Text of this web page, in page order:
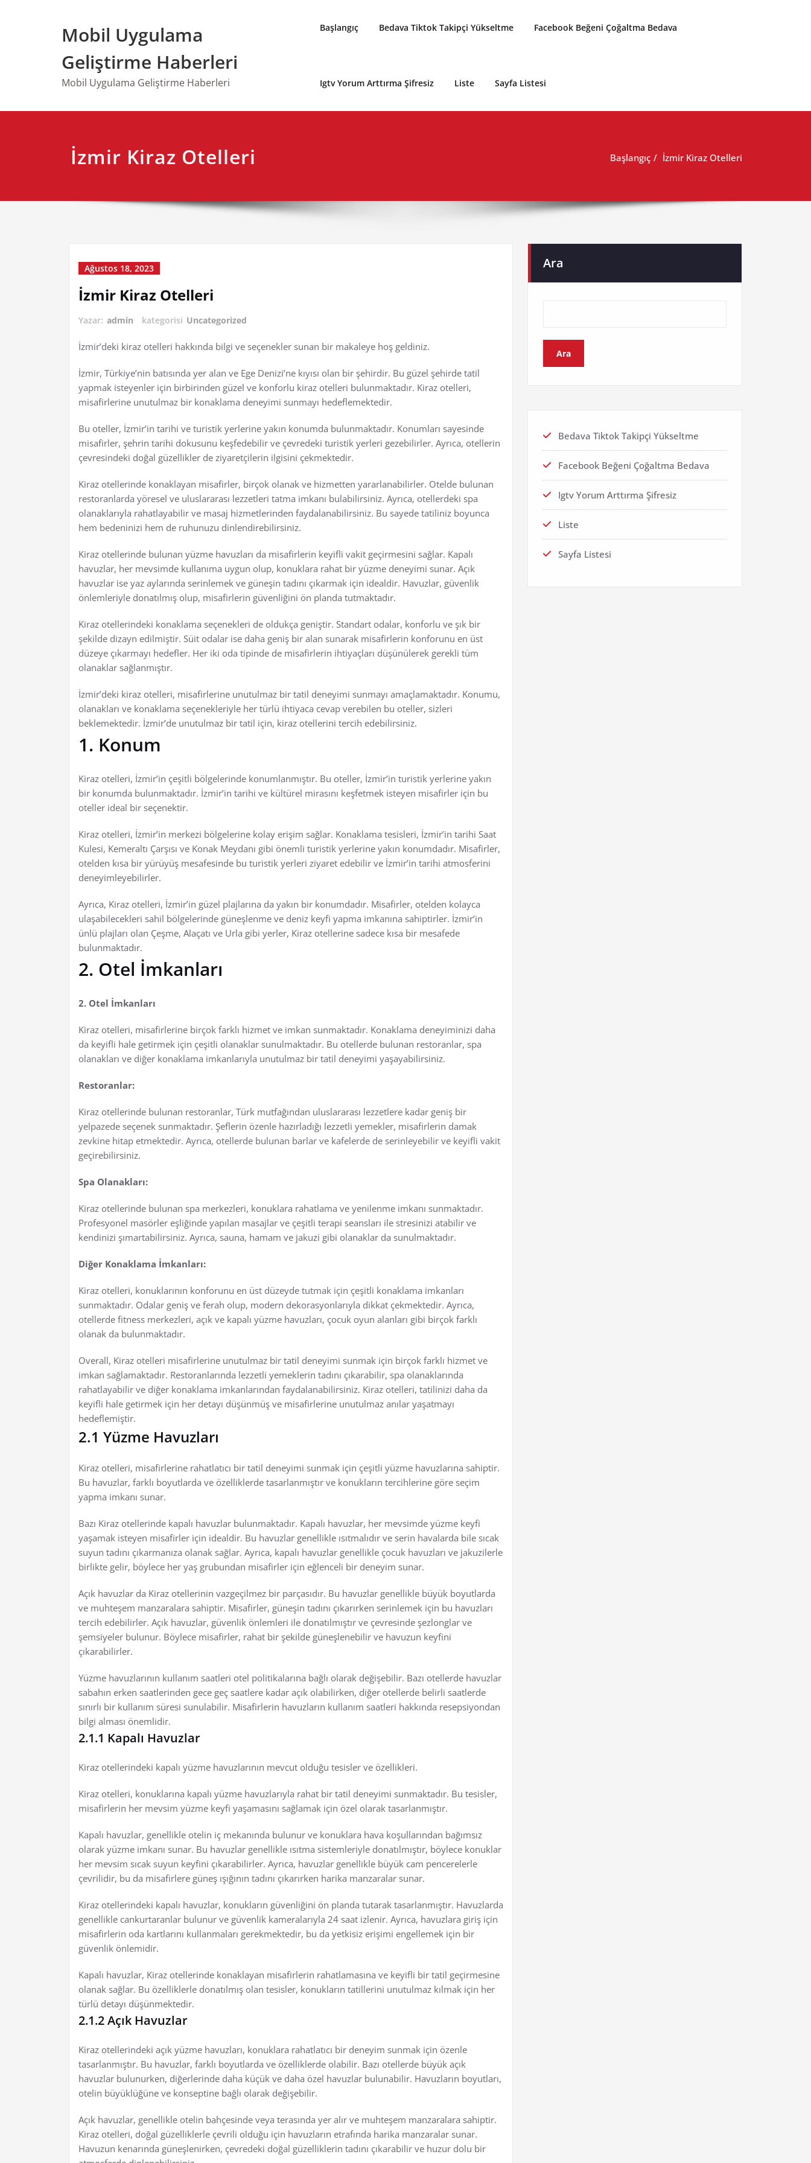
Mobil Uygulama
Geliştirme Haberleri
Mobil Uygulama Geliştirme Haberleri
Başlangıç Bedava Tiktok Takipçi Yükseltme Facebook Beğeni Çoğaltma Bedava
Igtv Yorum Arttırma Şifresiz Liste Sayfa Listesi
İzmir Kiraz Otelleri Başlangıç İzmir Kiraz Otelleri
Ağustos 18, 2023
İzmir Kiraz Otelleri
Yazar: admin kategorisi Uncategorized
İzmir’deki kiraz otelleri hakkında bilgi ve seçenekler sunan bir makaleye hoş geldiniz.
İzmir, Türkiye’nin batısında yer alan ve Ege Denizi’ne kıyısı olan bir şehirdir. Bu güzel şehirde tatil
yapmak isteyenler için birbirinden güzel ve konforlu kiraz otelleri bulunmaktadır. Kiraz otelleri,
misafirlerine unutulmaz bir konaklama deneyimi sunmayı hedeflemektedir.
Bu oteller, İzmir’in tarihi ve turistik yerlerine yakın konumda bulunmaktadır. Konumları sayesinde
misafirler, şehrin tarihi dokusunu keşfedebilir ve çevredeki turistik yerleri gezebilirler. Ayrıca, otellerin
çevresindeki doğal güzellikler de ziyaretçilerin ilgisini çekmektedir.
Kiraz otellerinde konaklayan misafirler, birçok olanak ve hizmetten yararlanabilirler. Otelde bulunan
restoranlarda yöresel ve uluslararası lezzetleri tatma imkanı bulabilirsiniz. Ayrıca, otellerdeki spa
olanaklarıyla rahatlayabilir ve masaj hizmetlerinden faydalanabilirsiniz. Bu sayede tatiliniz boyunca
hem bedeninizi hem de ruhunuzu dinlendirebilirsiniz.
Kiraz otellerinde bulunan yüzme havuzları da misafirlerin keyifli vakit geçirmesini sağlar. Kapalı
havuzlar, her mevsimde kullanıma uygun olup, konuklara rahat bir yüzme deneyimi sunar. Açık
havuzlar ise yaz aylarında serinlemek ve güneşin tadını çıkarmak için idealdir. Havuzlar, güvenlik
önlemleriyle donatılmış olup, misafirlerin güvenliğini ön planda tutmaktadır.
Kiraz otellerindeki konaklama seçenekleri de oldukça geniştir. Standart odalar, konforlu ve şık bir
şekilde dizayn edilmiştir. Süit odalar ise daha geniş bir alan sunarak misafirlerin konforunu en üst
düzeye çıkarmayı hedefler. Her iki oda tipinde de misafirlerin ihtiyaçları düşünülerek gerekli tüm
olanaklar sağlanmıştır.
İzmir’deki kiraz otelleri, misafirlerine unutulmaz bir tatil deneyimi sunmayı amaçlamaktadır. Konumu,
olanakları ve konaklama seçenekleriyle her türlü ihtiyaca cevap verebilen bu oteller, sizleri
beklemektedir. İzmir’de unutulmaz bir tatil için, kiraz otellerini tercih edebilirsiniz.
1. Konum
Kiraz otelleri, İzmir’in çeşitli bölgelerinde konumlanmıştır. Bu oteller, İzmir’in turistik yerlerine yakın
bir konumda bulunmaktadır. İzmir’in tarihi ve kültürel mirasını keşfetmek isteyen misafirler için bu
oteller ideal bir seçenektir.
Kiraz otelleri, İzmir’in merkezi bölgelerine kolay erişim sağlar. Konaklama tesisleri, İzmir’in tarihi Saat
Kulesi, Kemeraltı Çarşısı ve Konak Meydanı gibi önemli turistik yerlerine yakın konumdadır. Misafirler,
otelden kısa bir yürüyüş mesafesinde bu turistik yerleri ziyaret edebilir ve İzmir’in tarihi atmosferini
deneyimleyebilirler.
Ayrıca, Kiraz otelleri, İzmir’in güzel plajlarına da yakın bir konumdadır. Misafirler, otelden kolayca
ulaşabilecekleri sahil bölgelerinde güneşlenme ve deniz keyfi yapma imkanına sahiptirler. İzmir’in
ünlü plajları olan Çeşme, Alaçatı ve Urla gibi yerler, Kiraz otellerine sadece kısa bir mesafede
bulunmaktadır.
2. Otel İmkanları
2. Otel İmkanları
Kiraz otelleri, misafirlerine birçok farklı hizmet ve imkan sunmaktadır. Konaklama deneyiminizi daha
da keyifli hale getirmek için çeşitli olanaklar sunulmaktadır. Bu otellerde bulunan restoranlar, spa
olanakları ve diğer konaklama imkanlarıyla unutulmaz bir tatil deneyimi yaşayabilirsiniz.
Restoranlar:
Kiraz otellerinde bulunan restoranlar, Türk mutfağından uluslararası lezzetlere kadar geniş bir
yelpazede seçenek sunmaktadır. Şeflerin özenle hazırladığı lezzetli yemekler, misafirlerin damak
zevkine hitap etmektedir. Ayrıca, otellerde bulunan barlar ve kafelerde de serinleyebilir ve keyifli vakit
geçirebilirsiniz.
Spa Olanakları:
Kiraz otellerinde bulunan spa merkezleri, konuklara rahatlama ve yenilenme imkanı sunmaktadır.
Profesyonel masörler eşliğinde yapılan masajlar ve çeşitli terapi seansları ile stresinizi atabilir ve
kendinizi şımartabilirsiniz. Ayrıca, sauna, hamam ve jakuzi gibi olanaklar da sunulmaktadır.
Diğer Konaklama İmkanları:
Kiraz otelleri, konuklarının konforunu en üst düzeyde tutmak için çeşitli konaklama imkanları
sunmaktadır. Odalar geniş ve ferah olup, modern dekorasyonlarıyla dikkat çekmektedir. Ayrıca,
otellerde fitness merkezleri, açık ve kapalı yüzme havuzları, çocuk oyun alanları gibi birçok farklı
olanak da bulunmaktadır.
Overall, Kiraz otelleri misafirlerine unutulmaz bir tatil deneyimi sunmak için birçok farklı hizmet ve
imkan sağlamaktadır. Restoranlarında lezzetli yemeklerin tadını çıkarabilir, spa olanaklarında
rahatlayabilir ve diğer konaklama imkanlarından faydalanabilirsiniz. Kiraz otelleri, tatilinizi daha da
keyifli hale getirmek için her detayı düşünmüş ve misafirlerine unutulmaz anılar yaşatmayı
hedeflemiştir.
2.1 Yüzme Havuzları
Kiraz otelleri, misafirlerine rahatlatıcı bir tatil deneyimi sunmak için çeşitli yüzme havuzlarına sahiptir.
Bu havuzlar, farklı boyutlarda ve özelliklerde tasarlanmıştır ve konukların tercihlerine göre seçim
yapma imkanı sunar.
Bazı Kiraz otellerinde kapalı havuzlar bulunmaktadır. Kapalı havuzlar, her mevsimde yüzme keyfi
yaşamak isteyen misafirler için idealdir. Bu havuzlar genellikle ısıtmalıdır ve serin havalarda bile sıcak
suyun tadını çıkarmanıza olanak sağlar. Ayrıca, kapalı havuzlar genellikle çocuk havuzları ve jakuzilerle
birlikte gelir, böylece her yaş grubundan misafirler için eğlenceli bir deneyim sunar.
Açık havuzlar da Kiraz otellerinin vazgeçilmez bir parçasıdır. Bu havuzlar genellikle büyük boyutlarda
ve muhteşem manzaralara sahiptir. Misafirler, güneşin tadını çıkarırken serinlemek için bu havuzları
tercih edebilirler. Açık havuzlar, güvenlik önlemleri ile donatılmıştır ve çevresinde şezlonglar ve
şemsiyeler bulunur. Böylece misafirler, rahat bir şekilde güneşlenebilir ve havuzun keyfini
çıkarabilirler.
Yüzme havuzlarının kullanım saatleri otel politikalarına bağlı olarak değişebilir. Bazı otellerde havuzlar
sabahın erken saatlerinden gece geç saatlere kadar açık olabilirken, diğer otellerde belirli saatlerde
sınırlı bir kullanım süresi sunulabilir. Misafirlerin havuzların kullanım saatleri hakkında resepsiyondan
bilgi alması önemlidir.
2.1.1 Kapalı Havuzlar
Kiraz otellerindeki kapalı yüzme havuzlarının mevcut olduğu tesisler ve özellikleri.
Kiraz otelleri, konuklarına kapalı yüzme havuzlarıyla rahat bir tatil deneyimi sunmaktadır. Bu tesisler,
misafirlerin her mevsim yüzme keyfi yaşamasını sağlamak için özel olarak tasarlanmıştır.
Kapalı havuzlar, genellikle otelin iç mekanında bulunur ve konuklara hava koşullarından bağımsız
olarak yüzme imkanı sunar. Bu havuzlar genellikle ısıtma sistemleriyle donatılmıştır, böylece konuklar
her mevsim sıcak suyun keyfini çıkarabilirler. Ayrıca, havuzlar genellikle büyük cam pencerelerle
çevrilidir, bu da misafirlere güneş ışığının tadını çıkarırken harika manzaralar sunar.
Kiraz otellerindeki kapalı havuzlar, konukların güvenliğini ön planda tutarak tasarlanmıştır. Havuzlarda
genellikle cankurtaranlar bulunur ve güvenlik kameralarıyla 24 saat izlenir. Ayrıca, havuzlara giriş için
misafirlerin oda kartlarını kullanmaları gerekmektedir, bu da yetkisiz erişimi engellemek için bir
güvenlik önlemidir.
Kapalı havuzlar, Kiraz otellerinde konaklayan misafirlerin rahatlamasına ve keyifli bir tatil geçirmesine
olanak sağlar. Bu özelliklerle donatılmış olan tesisler, konukların tatillerini unutulmaz kılmak için her
türlü detayı düşünmektedir.
2.1.2 Açık Havuzlar
Kiraz otellerindeki açık yüzme havuzları, konuklara rahatlatıcı bir deneyim sunmak için özenle
tasarlanmıştır. Bu havuzlar, farklı boyutlarda ve özelliklerde olabilir. Bazı otellerde büyük açık
havuzlar bulunurken, diğerlerinde daha küçük ve daha özel havuzlar bulunabilir. Havuzların boyutları,
otelin büyüklüğüne ve konseptine bağlı olarak değişebilir.
Açık havuzlar, genellikle otelin bahçesinde veya terasında yer alır ve muhteşem manzaralara sahiptir.
Kiraz otelleri, doğal güzelliklerle çevrili olduğu için havuzların etrafında harika manzaralar sunar.
Havuzun kenarında güneşlenirken, çevredeki doğal güzelliklerin tadını çıkarabilir ve huzur dolu bir
Ara
Ara
Bedava Tiktok Takipçi Yükseltme
Facebook Beğeni Çoğaltma Bedava
Igtv Yorum Arttırma Şifresiz
Liste
Sayfa Listesi